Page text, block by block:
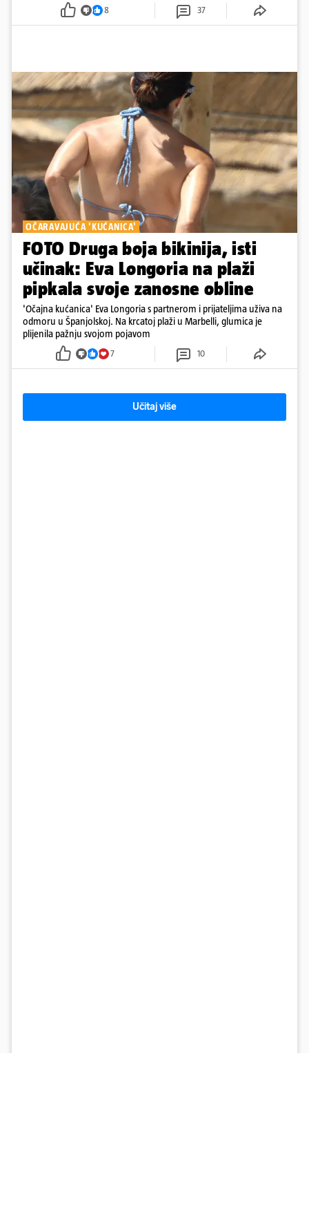
8 37
OČARAVAJUĆA 'KUĆANICA'
FOTO Druga boja bikinija, isti
učinak: Eva Longoria na plaži
pipkala svoje zanosne obline
'Očajna kućanica' Eva Longoria s partnerom i prijateljima uživa na
odmoru u Španjolskoj. Na krcatoj plaži u Marbelli, glumica je
plijenila pažnju svojom pojavom
7 10
Učitaj više